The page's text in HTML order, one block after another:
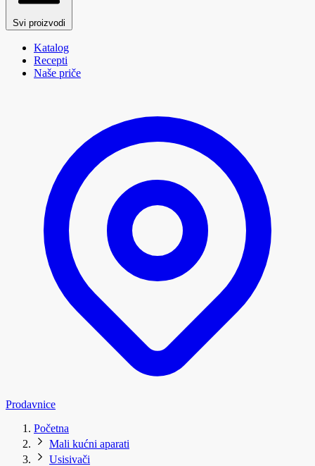
Svi proizvodi
Katalog
Recepti
Naše priče
Prodavnice
Početna
Mali kućni aparati
Usisivači